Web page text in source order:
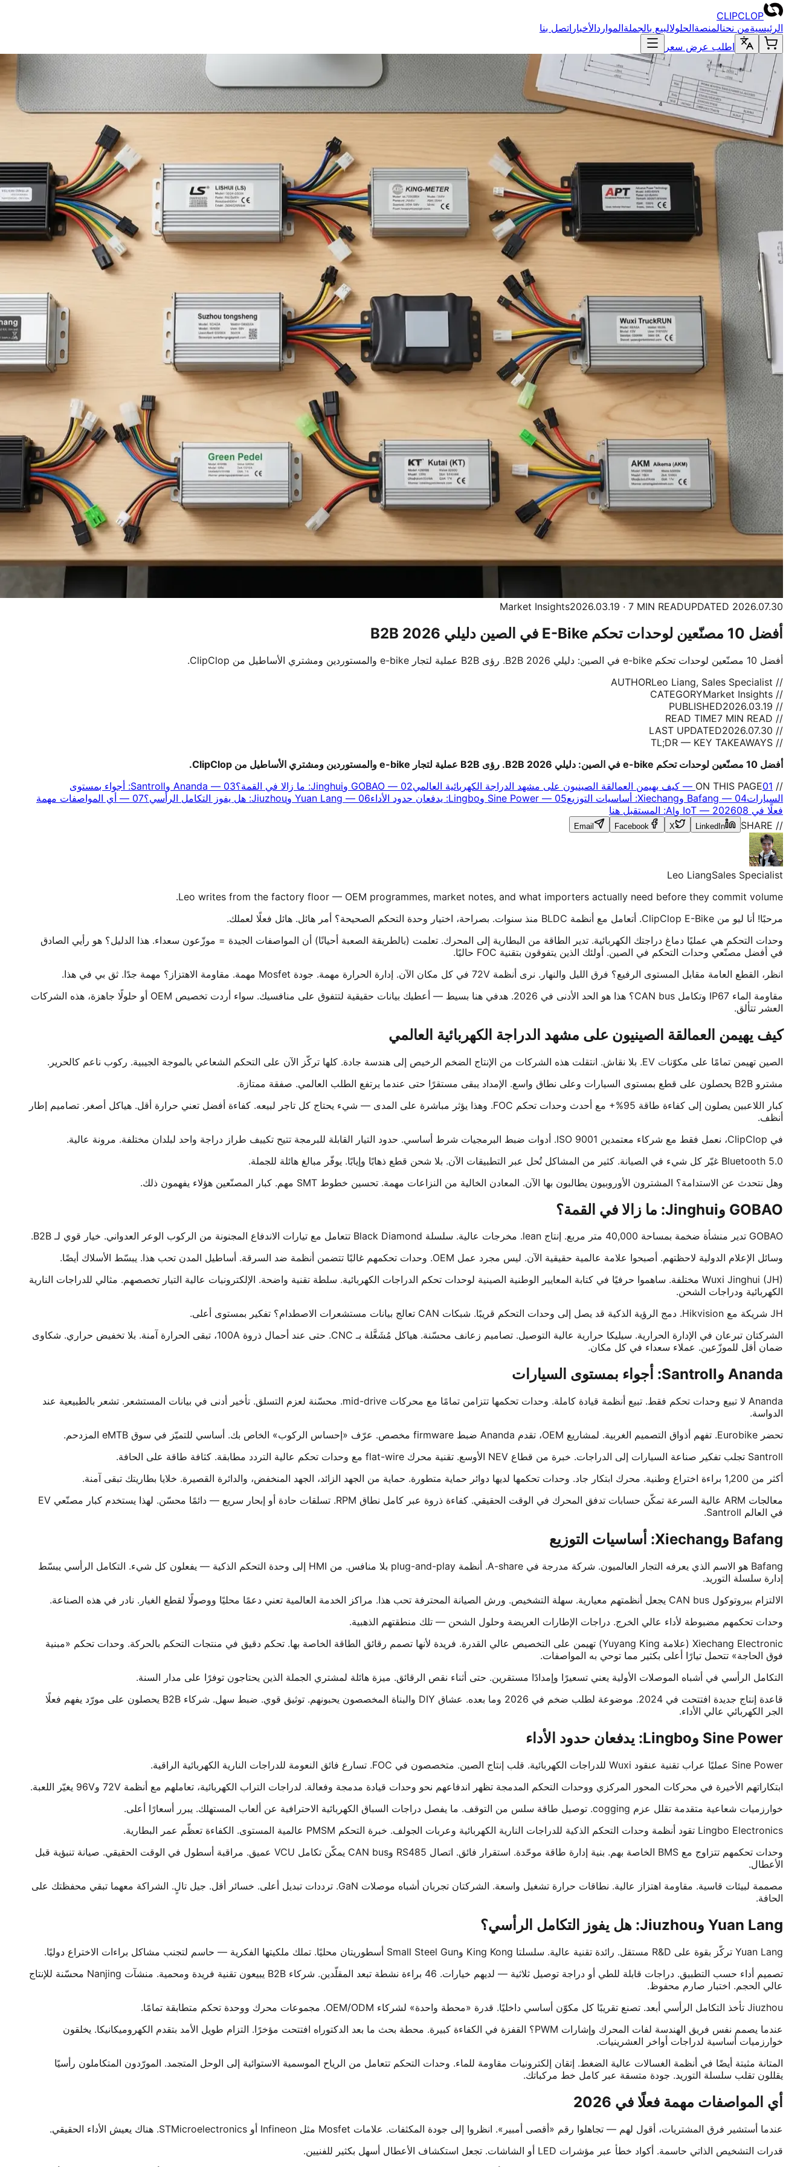
CLIPCLOP
الرئيسيةمن نحنالمنصةالحلولالبيع بالجملةالمواردالأخبار اتصل بنا
اطلب عرض سعر
Market Insights2026.03.19 · 7 MIN READUPDATED 2026.07.30
أفضل 10 مصنّعين لوحدات تحكم E-Bike في الصين دليلي B2B 2026
أفضل 10 مصنّعين لوحدات تحكم e-bike في الصين: دليلي B2B 2026. رؤى B2B عملية لتجار e-bike والمستوردين ومشتري الأساطيل من ClipClop.
// AUTHOR
Leo Liang, Sales Specialist
// CATEGORY
Market Insights
// PUBLISHED
2026.03.19
// READ TIME
7 MIN READ
// LAST UPDATED
2026.07.30
// TL;DR — KEY TAKEAWAYS
أفضل 10 مصنّعين لوحدات تحكم e-bike في الصين: دليلي B2B 2026. رؤى B2B عملية لتجار e-bike والمستوردين ومشتري الأساطيل من ClipClop.
// ON THIS PAGE
01
— كيف يهيمن العمالقة الصينيون على مشهد الدراجة الكهربائية العالمي02
— GOBAO وJinghui: ما زالا في القمة؟ 03
—
Ananda وSantroll: أجواء بمستوى
السيارات04
— Bafang وXiechang: أساسيات التوزيع 05
— Sine Power وLingbo: يدفعان حدود الأداء 06
— Yuan Lang وJiuzhou: هل يفوز التكامل الرأسي؟ 07
— أي المواصفات مهمة
فعلًا في 2026 08
— IoT وAI: المستقبل هنا
// SHARE
LinkedIn
X
Facebook
Email
Leo LiangSales Specialist
Leo writes from the factory floor — OEM programmes, market notes, and what importers actually need before they commit volume.
مرحبًا! أنا ليو من ClipClop E-Bike. أتعامل مع أنظمة BLDC منذ سنوات. بصراحة، اختيار وحدة التحكم الصحيحة؟ أمر هائل. هائل فعلًا لعملك.
وحدات التحكم هي عمليًا دماغ دراجتك الكهربائية. تدير الطاقة من البطارية إلى المحرك. تعلمت (بالطريقة الصعبة أحيانًا) أن المواصفات الجيدة = موزّعون سعداء. هذا الدليل؟ هو رأيي الصادق
في أفضل مصنّعي وحدات التحكم في الصين. أولئك الذين يتفوقون بتقنية FOC حاليًا.
انظر، القطع العامة مقابل المستوى الرفيع؟ فرق الليل والنهار. نرى أنظمة 72V في كل مكان الآن. إدارة الحرارة مهمة. جودة Mosfet مهمة. مقاومة الاهتزاز؟ مهمة جدًا. ثق بي في هذا.
مقاومة الماء IP67 وتكامل CAN bus؟ هذا هو الحد الأدنى في 2026. هدفي هنا بسيط — أعطيك بيانات حقيقية لتتفوق على منافسيك. سواء أردت تخصيص OEM أو حلولًا جاهزة، هذه الشركات
العشر تتألق.
كيف يهيمن العمالقة الصينيون على مشهد الدراجة الكهربائية العالمي
الصين تهيمن تمامًا على مكوّنات EV. بلا نقاش. انتقلت هذه الشركات من الإنتاج الضخم الرخيص إلى هندسة جادة. كلها تركّز الآن على التحكم الشعاعي بالموجة الجيبية. ركوب ناعم كالحرير.
مشترو B2B يحصلون على قطع بمستوى السيارات وعلى نطاق واسع. الإمداد يبقى مستقرًا حتى عندما يرتفع الطلب العالمي. صفقة ممتازة.
كبار اللاعبين يصلون إلى كفاءة طاقة 95%+ مع أحدث وحدات تحكم FOC. وهذا يؤثر مباشرة على المدى — شيء يحتاج كل تاجر لبيعه. كفاءة أفضل تعني حرارة أقل. هياكل أصغر. تصاميم إطار
أنظف.
في ClipClop، نعمل فقط مع شركاء معتمدين ISO 9001. أدوات ضبط البرمجيات شرط أساسي. حدود التيار القابلة للبرمجة تتيح تكييف طراز دراجة واحد لبلدان مختلفة. مرونة عالية.
Bluetooth 5.0 غيّر كل شيء في الصيانة. كثير من المشاكل تُحل عبر التطبيقات الآن. بلا شحن قطع ذهابًا وإيابًا. يوفّر مبالغ هائلة للجملة.
وهل نتحدث عن الاستدامة؟ المشترون الأوروبيون يطالبون بها الآن. المعادن الخالية من النزاعات مهمة. تحسين خطوط SMT مهم. كبار المصنّعين هؤلاء يفهمون ذلك.
GOBAO وJinghui: ما زالا في القمة؟
GOBAO تدير منشأة ضخمة بمساحة 40,000 متر مربع. إنتاج lean. مخرجات عالية. سلسلة Black Diamond تتعامل مع تيارات الاندفاع المجنونة من الركوب الوعر العدواني. خيار قوي لـ B2B.
وسائل الإعلام الدولية لاحظتهم. أصبحوا علامة عالمية حقيقية الآن. ليس مجرد عمل OEM. وحدات تحكمهم غالبًا تتضمن أنظمة ضد السرقة. أساطيل المدن تحب هذا. يبسّط الأسلاك أيضًا.
Wuxi Jinghui (JH) مختلفة. ساهموا حرفيًا في كتابة المعايير الوطنية الصينية لوحدات تحكم الدراجات الكهربائية. سلطة تقنية واضحة. الإلكترونيات عالية التيار تخصصهم. مثالي للدراجات النارية
الكهربائية ودراجات الشحن.
JH شريكة مع Hikvision. دمج الرؤية الذكية قد يصل إلى وحدات التحكم قريبًا. شبكات CAN تعالج بيانات مستشعرات الاصطدام؟ تفكير بمستوى أعلى.
الشركتان تبرعان في الإدارة الحرارية. سيليكا حرارية عالية التوصيل. تصاميم زعانف محسّنة. هياكل مُشَغَّلة بـ CNC. حتى عند أحمال ذروة 100A، تبقى الحرارة آمنة. بلا تخفيض حراري. شكاوى
ضمان أقل للموزّعين. عملاء سعداء في كل مكان.
Ananda وSantroll: أجواء بمستوى السيارات
Ananda لا تبيع وحدات تحكم فقط. تبيع أنظمة قيادة كاملة. وحدات تحكمها تتزامن تمامًا مع محركات mid-drive. محسّنة لعزم التسلق. تأخير أدنى في بيانات المستشعر. تشعر بالطبيعية عند
الدواسة.
تحضر Eurobike. تفهم أذواق التصميم الغربية. لمشاريع OEM، تقدم Ananda ضبط firmware مخصص. عرّف «إحساس الركوب» الخاص بك. أساسي للتميّز في سوق eMTB المزدحم.
Santroll تجلب تفكير صناعة السيارات إلى الدراجات. خبرة من قطاع NEV الأوسع. تقنية محرك flat-wire مع وحدات تحكم عالية التردد مطابقة. كثافة طاقة على الحافة.
أكثر من 1,200 براءة اختراع وطنية. محرك ابتكار جاد. وحدات تحكمها لديها دوائر حماية متطورة. حماية من الجهد الزائد، الجهد المنخفض، والدائرة القصيرة. خلايا بطاريتك تبقى آمنة.
معالجات ARM عالية السرعة تمكّن حسابات تدفق المحرك في الوقت الحقيقي. كفاءة ذروة عبر كامل نطاق RPM. تسلقات حادة أو إبحار سريع — دائمًا محسّن. لهذا يستخدم كبار مصنّعي EV
في العالم Santroll.
Bafang وXiechang: أساسيات التوزيع
Bafang هو الاسم الذي يعرفه التجار العالميون. شركة مدرجة في A-share. أنظمة plug-and-play بلا منافس. من HMI إلى وحدة التحكم الذكية — يفعلون كل شيء. التكامل الرأسي يبسّط
إدارة سلسلة التوريد.
الالتزام ببروتوكول CAN bus يجعل أنظمتهم معيارية. سهلة التشخيص. ورش الصيانة المحترفة تحب هذا. مراكز الخدمة العالمية تعني دعمًا محليًا ووصولًا لقطع الغيار. نادر في هذه الصناعة.
وحدات تحكمهم مضبوطة لأداء عالي الخرج. دراجات الإطارات العريضة وحلول الشحن — تلك منطقتهم الذهبية.
Xiechang Electronic (علامة Yuyang King) تهيمن على التخصيص عالي القدرة. فريدة لأنها تصمم رقائق الطاقة الخاصة بها. تحكم دقيق في منتجات التحكم بالحركة. وحدات تحكم «مبنية
فوق الحاجة» تتحمل تيارًا أعلى بكثير مما توحي به المواصفات.
التكامل الرأسي في أشباه الموصلات الأولية يعني تسعيرًا وإمدادًا مستقرين. حتى أثناء نقص الرقائق. ميزة هائلة لمشتري الجملة الذين يحتاجون توفرًا على مدار السنة.
قاعدة إنتاج جديدة افتتحت في 2024. موضوعة لطلب ضخم في 2026 وما بعده. عشاق DIY والبناة المخصصون يحبونهم. توثيق قوي. ضبط سهل. شركاء B2B يحصلون على مورّد يفهم فعلًا
الجر الكهربائي عالي الأداء.
Sine Power وLingbo: يدفعان حدود الأداء
Sine Power عمليًا عراب تقنية عنقود Wuxi للدراجات الكهربائية. قلب إنتاج الصين. متخصصون في FOC. تسارع فائق النعومة للدراجات النارية الكهربائية الراقية.
ابتكاراتهم الأخيرة في محركات المحور المركزي ووحدات التحكم المدمجة تظهر اندفاعهم نحو وحدات قيادة مدمجة وفعالة. لدراجات التراب الكهربائية، تعاملهم مع أنظمة 72V و96V يغيّر اللعبة.
خوارزميات شعاعية متقدمة تقلل عزم cogging. توصيل طاقة سلس من التوقف. ما يفصل دراجات السباق الكهربائية الاحترافية عن ألعاب المستهلك. يبرر أسعارًا أعلى.
Lingbo Electronics تقود أنظمة وحدات التحكم الذكية للدراجات النارية الكهربائية وعربات الجولف. خبرة التحكم PMSM عالمية المستوى. الكفاءة تعظّم عمر البطارية.
وحدات تحكمهم تتزاوج مع BMS الخاصة بهم. بنية إدارة طاقة موحّدة. استقرار فائق. اتصال RS485 وCAN bus يمكّن تكامل VCU عميق. مراقبة أسطول في الوقت الحقيقي. صيانة تنبؤية قبل
الأعطال.
مصممة لبيئات قاسية. مقاومة اهتزاز عالية. نطاقات حرارة تشغيل واسعة. الشركتان تجربان أشباه موصلات GaN. ترددات تبديل أعلى. خسائر أقل. جيل تالٍ. الشراكة معهما تبقي محفظتك على
الحافة.
Yuan Lang وJiuzhou: هل يفوز التكامل الرأسي؟
Yuan Lang تركّز بقوة على R&D مستقل. رائدة تقنية عالية. سلسلتا King Kong وSmall Steel Gun أسطوريتان محليًا. تملك ملكيتها الفكرية — حاسم لتجنب مشاكل براءات الاختراع دوليًا.
تصميم أداء حسب التطبيق. دراجات قابلة للطي أو دراجة توصيل ثلاثية — لديهم خيارات. 46 براءة نشطة تبعد المقلّدين. شركاء B2B يبيعون تقنية فريدة ومحمية. منشآت Nanjing محسّنة للإنتاج
عالي الحجم. اختبار صارم محفوظ.
Jiuzhou تأخذ التكامل الرأسي أبعد. تصنع تقريبًا كل مكوّن أساسي داخليًا. قدرة «محطة واحدة» لشركاء OEM/ODM. مجموعات محرك ووحدة تحكم متطابقة تمامًا.
عندما يصمم نفس فريق الهندسة لفات المحرك وإشارات PWM؟ القفزة في الكفاءة كبيرة. محطة بحث ما بعد الدكتوراه افتتحت مؤخرًا. التزام طويل الأمد بتقدم الكهروميكانيكا. يخلقون
خوارزميات أساسية لدراجات أواخر العشرينيات.
المتانة مثبتة أيضًا في أنظمة الغسالات عالية الضغط. إتقان إلكترونيات مقاومة للماء. وحدات التحكم تتعامل من الرياح الموسمية الاستوائية إلى الوحل المتجمد. المورّدون المتكاملون رأسيًا
يقللون تقلب سلسلة التوريد. جودة متسقة عبر كامل خط مركباتك.
أي المواصفات مهمة فعلًا في 2026
عندما أستشير فرق المشتريات، أقول لهم — تجاهلوا رقم «أقصى أمبير». انظروا إلى جودة المكثفات. علامات Mosfet مثل Infineon أو STMicroelectronics. هناك يعيش الأداء الحقيقي.
قدرات التشخيص الذاتي حاسمة. أكواد خطأ عبر مؤشرات LED أو الشاشات. تجعل استكشاف الأعطال أسهل بكثير للفنيين.